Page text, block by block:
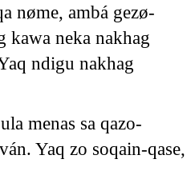
nøme, ambá gezø-
kawa neka nakhag
ndigu nakhag
menas sa qazo-
Yaq zo soqain-qase,